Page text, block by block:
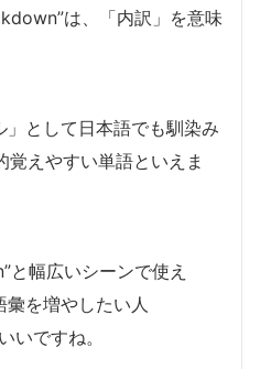
は、「内訳」を意味
として日本語でも馴染み
覚えやすい単語といえま
と幅広いシーンで使え
彙を増やしたい人
いですね。